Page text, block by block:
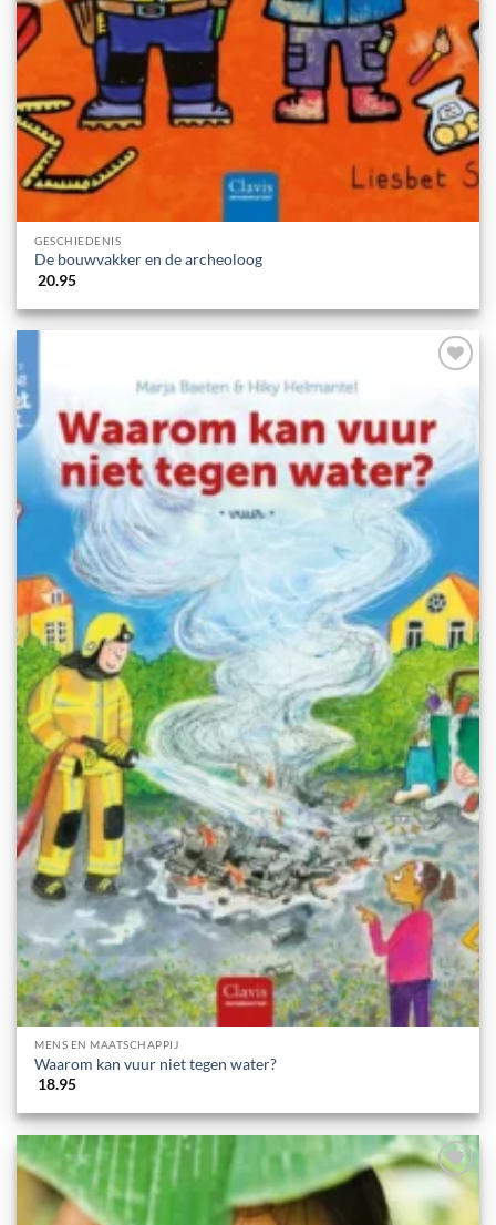
GESCHIEDENIS
De bouwvakker en de archeoloog
20.95
MENS EN MAATSCHAPPIJ
Waarom kan vuur niet tegen water?
18.95